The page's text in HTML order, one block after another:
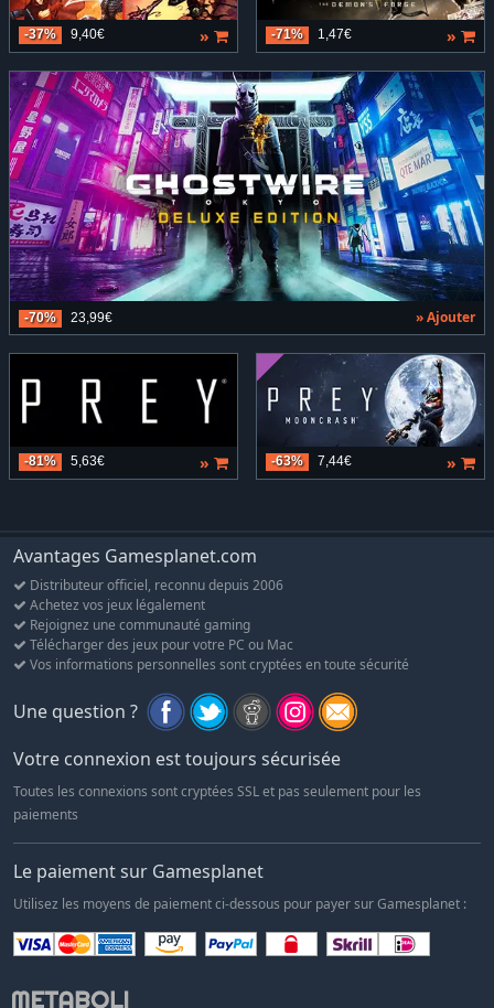
-37% 9,40€ » -71% 1,47€ »
-70% 23,99€ » Ajouter
-81% 5,63€ » -63% 7,44€ »
Avantages Gamesplanet.com
Distributeur officiel, reconnu depuis 2006
Achetez vos jeux légalement
Rejoignez une communauté gaming
Télécharger des jeux pour votre PC ou Mac
Vos informations personnelles sont cryptées en toute sécurité
Une question ?
Votre connexion est toujours sécurisée
Toutes les connexions sont cryptées SSL et pas seulement pour les
paiements
Le paiement sur Gamesplanet
Utilisez les moyens de paiement ci-dessous pour payer sur Gamesplanet :